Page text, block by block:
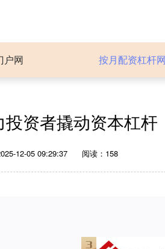
户网 按月配资杠杆网
资者撬动资本杠杆
12-05 09:29:37 阅读：158